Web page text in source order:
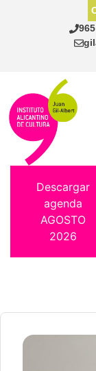
Descargar
agenda
AGOSTO
2026